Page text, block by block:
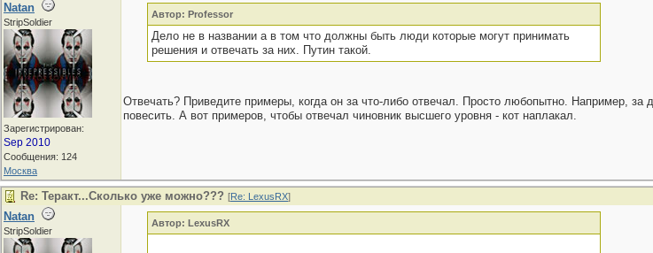
Natan
StripSoldier
Зарегистрирован:
Sep 2010
Сообщения: 124
Москва
Автор: Professor
Дело не в названии а в том что должны быть люди которые могут принимать
решения и отвечать за них. Путин такой.
Отвечать? Приведите примеры, когда он за что-либо отвечал. Просто любопытно. Например,
повесить. А вот примеров, чтобы отвечал чиновник высшего уровня - кот наплакал.
Re: Теракт...Сколько уже можно??? [Re: LexusRX]
Natan
StripSoldier
Автор: LexusRX